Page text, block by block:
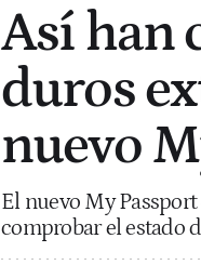
Así han
duros
nuevo
El nuevo My
comprobar el estado